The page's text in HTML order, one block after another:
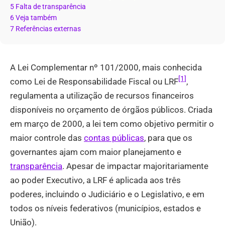
5 Falta de transparência
6 Veja também
7 Referências externas
A Lei Complementar nº 101/2000, mais conhecida
como Lei de Responsabilidade Fiscal ou LRF[1],
regulamenta a utilização de recursos financeiros
disponíveis no orçamento de órgãos públicos. Criada
em março de 2000, a lei tem como objetivo permitir o
maior controle das contas públicas, para que os
governantes ajam com maior planejamento e
transparência. Apesar de impactar majoritariamente
ao poder Executivo, a LRF é aplicada aos três
poderes, incluindo o Judiciário e o Legislativo, e em
todos os níveis federativos (municípios, estados e
União).